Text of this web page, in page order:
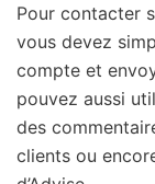
Pour contacter
vous devez
compte et
pouvez aussi
des
clients ou